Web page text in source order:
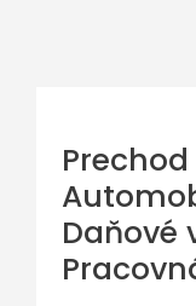
Prechod
Daňové